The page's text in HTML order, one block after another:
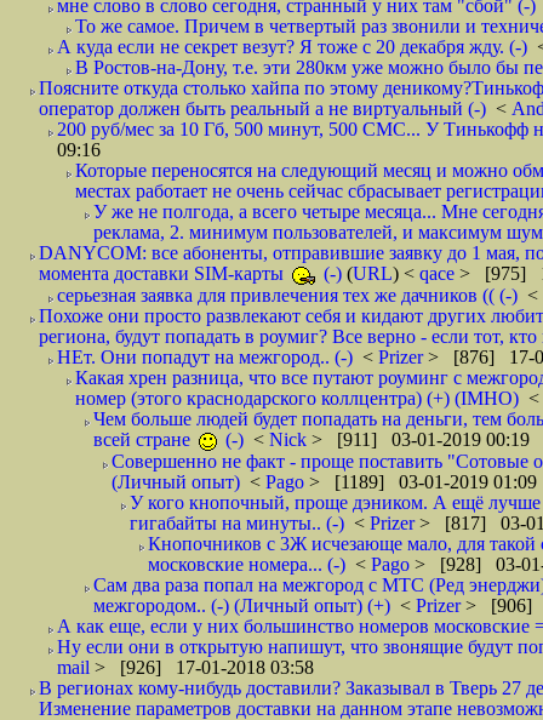
мне слово в слово сегодня, странный у них там "сбой" (-)
То же самое. Причем в четвертый раз звонили и
А куда если не секрет везут? Я тоже с 20 декабря жду. (-)
В Ростов-на-Дону, т.е. эти 280км уже можно было бы
Поясните откуда столько хайпа по этому
оператор должен быть реальный а не виртуальный (-) <
200 руб/мес за 10 Гб, 500 минут, 500 СМС... У Тинькофф
09:16
Которые переносятся на следующий месяц и можно
местах работает не очень сейчас сбрасывает
У же не полгода, а всего четыре месяца... Мне
реклама, 2. минимум пользователей, и максимум
DANYCOM: все абоненты, отправившие заявку до 1 мая,
момента доставки SIM-карты
(-) (URL) < qace > [975]
серьезная заявка для привлечения тех же дачников (( (-) <
Похоже они просто развлекают себя и кидают других
региона, будут попадать в роумиг? Все верно - если тот,
НЕт. Они попадут на межгород.. (-) < Prizer> [876] 17-
Какая хрен разница, что все путают роуминг с
номер (этого краснодарского коллцентра) (+) (IMHO) <
Чем больше людей будет попадать на деньги, тем
всей стране
(-) < Nick > [911] 03-01-2019 00:19
Совершенно не факт - проще поставить "Сотовые
(Личный опыт) < Pago > [1189] 03-01-2019 01:09
У кого кнопочный, проще дэником. А ещё лучше
гигабайты на минуты.. (-) < Prizer> [817] 03-
Кнопочников с 3Ж исчезающе мало, для такой
московские номера... (-) < Pago > [928] 03-01-
Сам два раза попал на межгород с МТС (Ред
межгородом.. (-) (Личный опыт) (+) < Prizer> [906]
А как еще, если у них большинство номеров московские
Ну если они в открытую напишут, что звонящие будут
mail > [926] 17-01-2018 03:58
В регионах кому-нибудь доставили? Заказывал в Тверь 27
Изменение параметров доставки на данном этапе